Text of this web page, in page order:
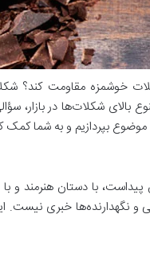
خوشمزه مقاومت کند؟
بالای شکلات‌ها در
بپردازیم و به شما کمک
با دستان هنرمند و با
و نگهدارنده‌ها خبری